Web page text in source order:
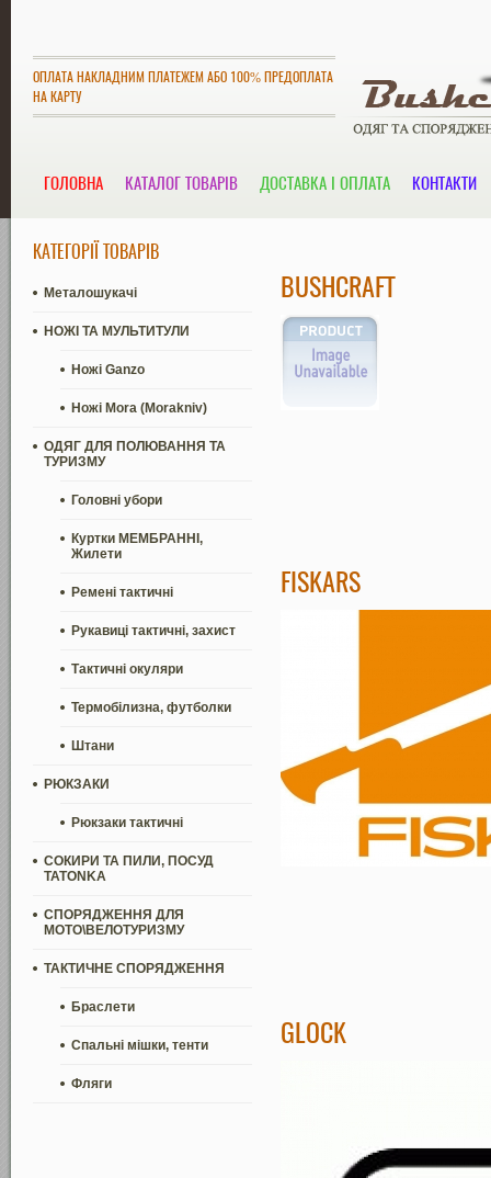
ОПЛАТА НАКЛАДНИМ ПЛАТЕЖЕМ АБО 100% ПРЕДОПЛАТА
НА КАРТУ
ГОЛОВНА КАТАЛОГ ТОВАРІВ ДОСТАВКА І ОПЛАТА КОНТАКТИ
КАТЕГОРІЇ ТОВАРІВ
Металошукачі
НОЖІ ТА МУЛЬТИТУЛИ
Ножі Ganzo
Ножі Mora (Morakniv)
ОДЯГ ДЛЯ ПОЛЮВАННЯ ТА
ТУРИЗМУ
Головні убори
Куртки МЕМБРАННІ,
Жилети
Ремені тактичні
Рукавиці тактичні, захист
Тактичні окуляри
Термобілизна, футболки
Штани
РЮКЗАКИ
Рюкзаки тактичні
СОКИРИ ТА ПИЛИ, ПОСУД
TATONKA
СПОРЯДЖЕННЯ ДЛЯ
МОТО\ВЕЛОТУРИЗМУ
ТАКТИЧНЕ СПОРЯДЖЕННЯ
Браслети
Спальні мішки, тенти
Фляги
BUSHCRAFT
FISKARS
GLOCK